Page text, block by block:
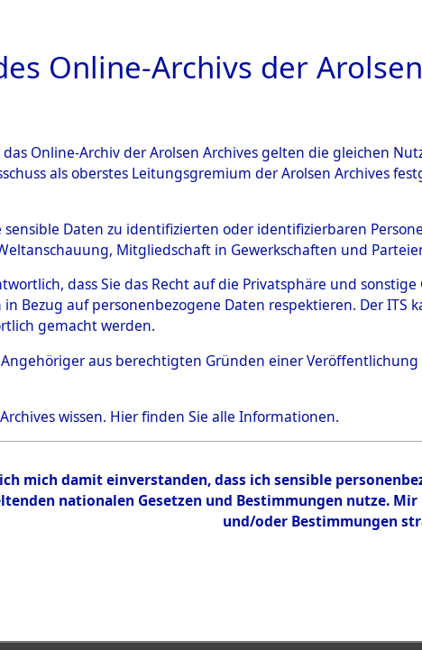
ARCHIVALE ÜBERSICHT BILD
→Kreis
0087 (101104173)
Übergeordnetes
Nordrhein-
Inhalt
Zur Übersicht
Online-Archivs der
Online-Archiv der Arolsen Archives gelten die gleichen
als oberstes Leitungsgremium der Arolsen Archives
sensible Daten zu identifizierten oder identifizierbaren
Mitgliedschaft in Gewerkschaften und
dass Sie das Recht auf die Privatsphäre und
Bezug auf personenbezogene Daten respektieren. Der
gemacht werden.
Angehöriger aus berechtigten Gründen einer
wissen. Hierfinden Sie alle Informationen.
mich damit einverstanden, dass ich sensible
nationalen Gesetzen und Bestimmungen nutze.
und/oder Bestimmungen